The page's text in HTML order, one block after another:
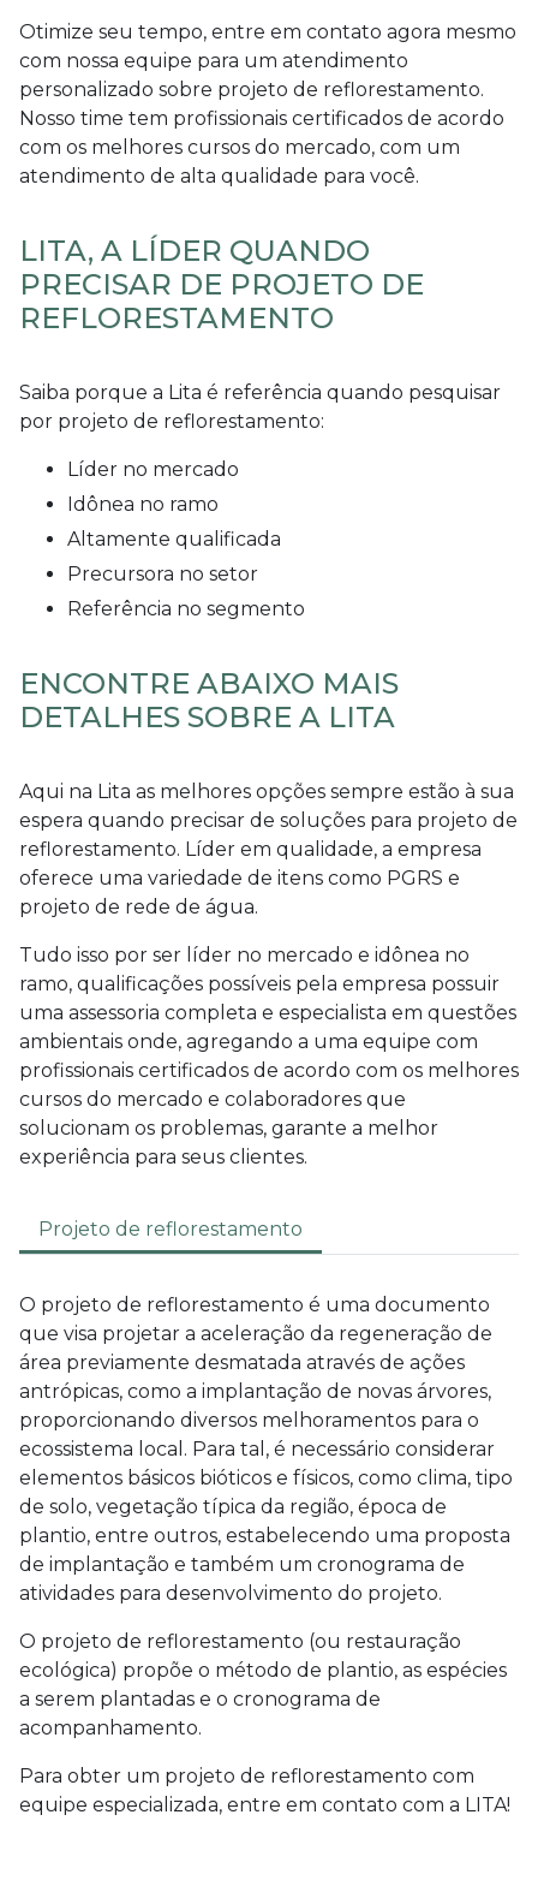
Otimize seu tempo, entre em contato agora mesmo
com nossa equipe para um atendimento
personalizado sobre projeto de reflorestamento.
Nosso time tem profissionais certificados de acordo
com os melhores cursos do mercado, com um
atendimento de alta qualidade para você.
LITA, A LÍDER QUANDO
PRECISAR DE PROJETO DE
REFLORESTAMENTO
Saiba porque a Lita é referência quando pesquisar
por projeto de reflorestamento:
líder no mercado
idônea no ramo
altamente qualificada
precursora no setor
referência no segmento
ENCONTRE ABAIXO MAIS
DETALHES SOBRE A LITA
Aqui na Lita as melhores opções sempre estão à sua
espera quando precisar de soluções para projeto de
reflorestamento. Líder em qualidade, a empresa
oferece uma variedade de itens como PGRS e
projeto de rede de água.
Tudo isso por ser líder no mercado e idônea no
ramo, qualificações possíveis pela empresa possuir
uma assessoria completa e especialista em questões
ambientais onde, agregando a uma equipe com
profissionais certificados de acordo com os melhores
cursos do mercado e colaboradores que
solucionam os problemas, garante a melhor
experiência para seus clientes.
Projeto de reflorestamento
O projeto de reflorestamento é uma documento
que visa projetar a aceleração da regeneração de
área previamente desmatada através de ações
antrópicas, como a implantação de novas árvores,
proporcionando diversos melhoramentos para o
ecossistema local. Para tal, é necessário considerar
elementos básicos bióticos e físicos, como clima, tipo
de solo, vegetação típica da região, época de
plantio, entre outros, estabelecendo uma proposta
de implantação e também um cronograma de
atividades para desenvolvimento do projeto.
O projeto de reflorestamento (ou restauração
ecológica) propõe o método de plantio, as espécies
a serem plantadas e o cronograma de
acompanhamento.
Para obter um projeto de reflorestamento com
equipe especializada, entre em contato com a LITA!